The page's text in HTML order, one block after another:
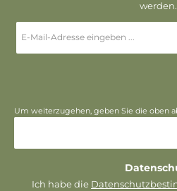
werden.
Mail-
Adresse
Um weiterzugehen, geben Sie die oben
Ich habe die